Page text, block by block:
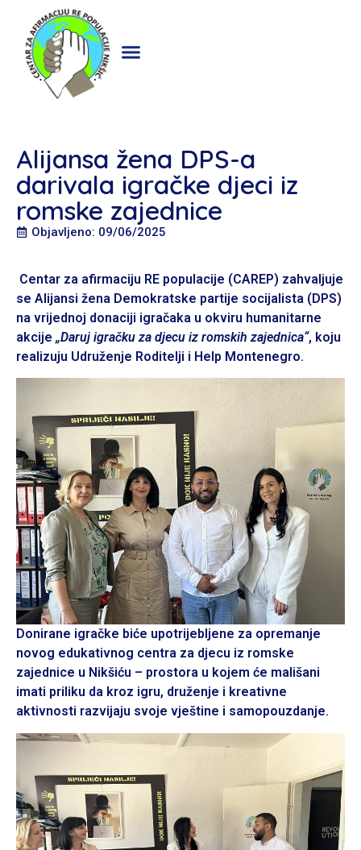
Alijansa žena DPS-a
darivala igračke djeci iz
romske zajednice
Objavljeno: 09/06/2025
Centar za afirmaciju RE populacije (CAREP) zahvaljuje
se Alijansi žena Demokratske partije socijalista (DPS)
na vrijednoj donaciji igračaka u okviru humanitarne
akcije „Daruj igračku za djecu iz romskih zajednica“, koju
realizuju Udruženje Roditelji i Help Montenegro.
Donirane igračke biće upotrijebljene za opremanje
novog edukativnog centra za djecu iz romske
zajednice u Nikšiću – prostora u kojem će mališani
imati priliku da kroz igru, druženje i kreativne
aktivnosti razvijaju svoje vještine i samopouzdanje.